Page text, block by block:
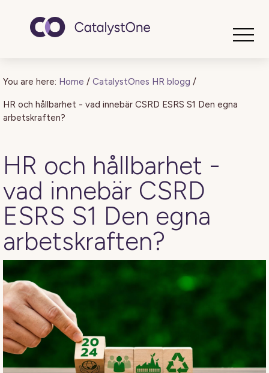
You are here: Home / CatalystOnes HR blogg /
HR och hållbarhet - vad innebär CSRD ESRS S1 Den egna
arbetskraften?
HR och hållbarhet -
vad innebär CSRD
ESRS S1 Den egna
arbetskraften?